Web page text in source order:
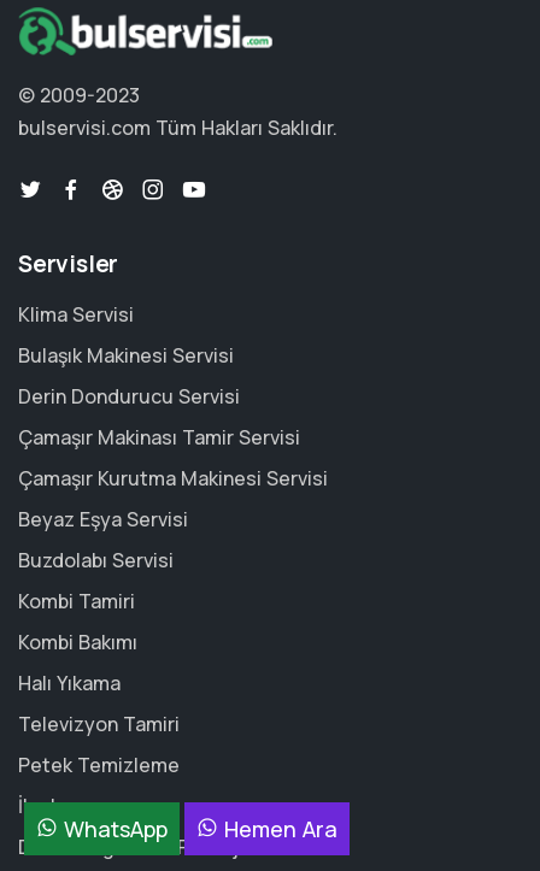
© 2009-2023
bulservisi.com Tüm Hakları Saklıdır.
Servisler
Klima Servisi
Bulaşık Makinesi Servisi
Derin Dondurucu Servisi
Çamaşır Makinası Tamir Servisi
Çamaşır Kurutma Makinesi Servisi
Beyaz Eşya Servisi
Buzdolabı Servisi
Kombi Tamiri
Kombi Bakımı
Halı Yıkama
Televizyon Tamiri
Petek Temizleme
İlaçlama
Demir Doğrama / Ferforje
WhatsApp Hemen Ara